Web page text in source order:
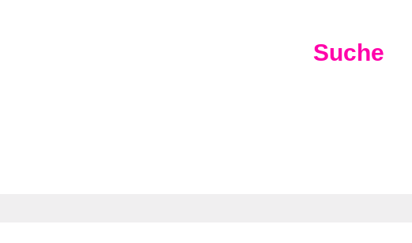
Suche